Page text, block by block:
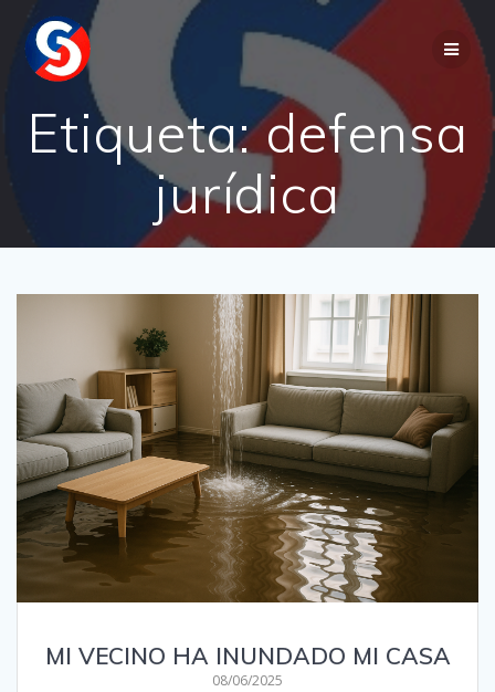
al
Etiqueta:defensa
jurídica
MI VECINO HA INUNDADO MI CASA
08/06/2025